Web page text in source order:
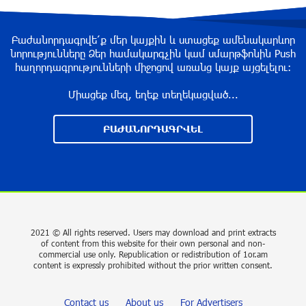
“Past”: A Publicly Funded Concert for the
Privileged Few?
about a year ago
With a Mission to Preserve Armenian Heritage:
AraratBank Sponsors the "Artsakh" Orchestra
Concert
Andron Participates in the Tomorrow Mobility
World Congress 2024: Driving Innovation in E-
Բաժանորդագրվե՛ք մեր կայքին և ստացեք ամենակարևոր
նորությունները Ձեր համակարգչին կամ սմարթֆոնին Push
հաղորդագրությունների միջոցով առանց կայք այցելելու։
Միացեք մեզ, եղեք տեղեկացված...
ԲԱԺԱՆՈՐԴԱԳՐՎԵԼ
2021 © All rights reserved. Users may download and print extracts
of content from this website for their own personal and non-
commercial use only. Republication or redistribution of 1or.am
content is expressly prohibited without the prior written consent.
Contact us About us For Advertisers